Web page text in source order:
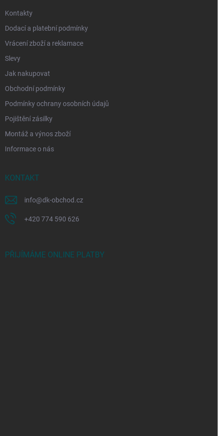
Kontakty
Dodací a platební podmínky
Vrácení zboží a reklamace
Slevy
Jak nakupovat
Obchodní podmínky
Podmínky ochrany osobních údajů
Pojištění zásilky
Montáž a výnos zboží
Informace o nás
KONTAKT
info@dk-obchod.cz
+420 774 590 626
PŘIJÍMÁME ONLINE PLATBY